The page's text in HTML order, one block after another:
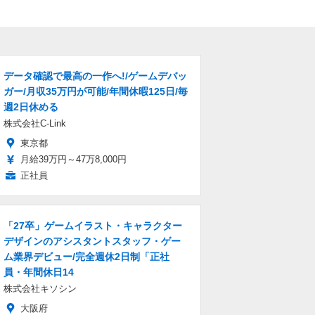
データ確認で最高の一作へ!/ゲームデバッ
ガー/月収35万円が可能/年間休暇125日/毎
週2日休める
株式会社C-Link
東京都
月給39万円～47万8,000円
正社員
「27卒」ゲームイラスト・キャラクター
デザインのアシスタントスタッフ・ゲー
ム業界デビュー/完全週休2日制「正社
員・年間休日14
株式会社キソシン
大阪府